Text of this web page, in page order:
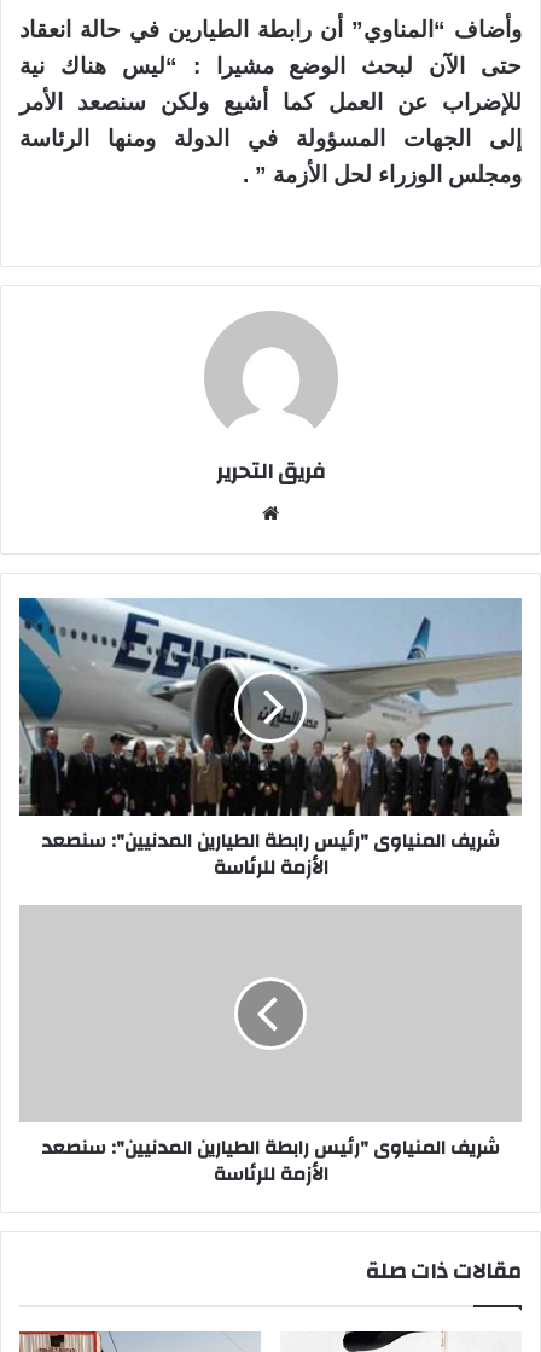
وأضاف “المناوي” أن رابطة الطيارين في حالة انعقاد
حتى الآن لبحث الوضع مشيرا : “ليس هناك نية
للإضراب عن العمل كما أشيع ولكن سنصعد الأمر
إلى الجهات المسؤولة في الدولة ومنها الرئاسة
ومجلس الوزراء لحل الأزمة ” .
فريق التحرير
"رئيس
رابطة
الطيارين
المدنيين":
سنصعد
الأزمة
للرئاسة
شريف المنياوى "رئيس رابطة الطيارين المدنيين": سنصعد
الأزمة للرئاسة
للرئاسة
شريف المنياوى "رئيس رابطة الطيارين المدنيين": سنصعد
الأزمة للرئاسة
مقالات ذات صلة